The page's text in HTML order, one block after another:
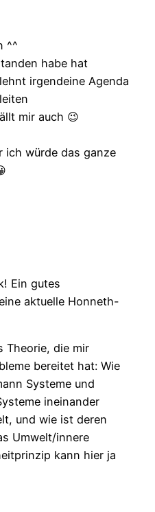
^^
habe hat
irgendeine Agenda
mir auch 😉
ich würde das ganze
Ein gutes
aktuelle Honneth-
Theorie, die mir
bereitet hat: Wie
Systeme und
ineinander
und wie ist deren
Umwelt/innere
kann hier ja